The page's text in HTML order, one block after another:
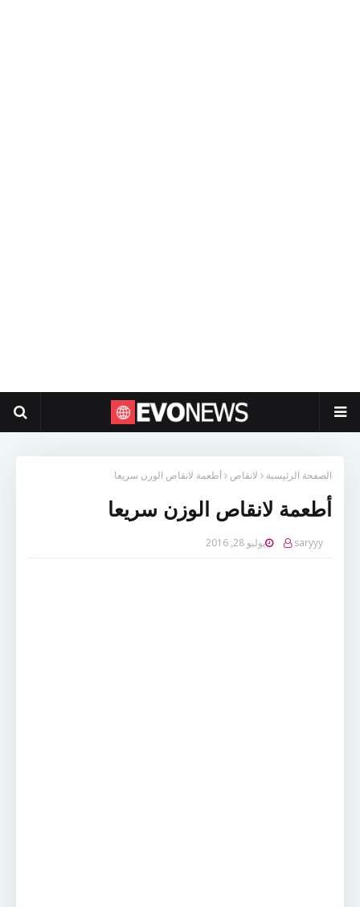
الصفحة الرئيسية لانقاص أطعمة لانقاص الوزن سريعا
أطعمة لانقاص الوزن سريعا
saryyy يوليو 28, 2016